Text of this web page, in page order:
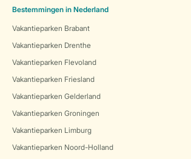
Bestemmingen in Nederland
Vakantieparken Brabant
Vakantieparken Drenthe
Vakantieparken Flevoland
Vakantieparken Friesland
Vakantieparken Gelderland
Vakantieparken Groningen
Vakantieparken Limburg
Vakantieparken Noord-Holland